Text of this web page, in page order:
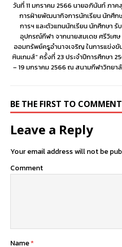
วันที่ 11 มกราคม 2566 นายอภินันท์ ภา
การฝ่ายพัฒนากิจการนักเรียน นักศึก
การฯ และตัวแทนนักเรียน นักศึกษา
อุปกรณ์กีฬา จากนายสมเดช ศรีวิเศ
ออมทรัพย์ครูอำนาจเจริญ ในการแข่งขั
หินเกมส์” ครั้งที่ 23 ประจำปีการศึกษา
– 19 มกราคม 2566 ณ สนามกีฬาวิทยา
BE THE FIRST TO COMMENT
Leave a Reply
Your email address will not be
Comment
Name*